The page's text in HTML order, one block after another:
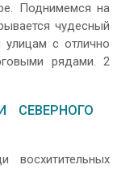
Поднимемся на
чудесный
с отлично
рядами. 2